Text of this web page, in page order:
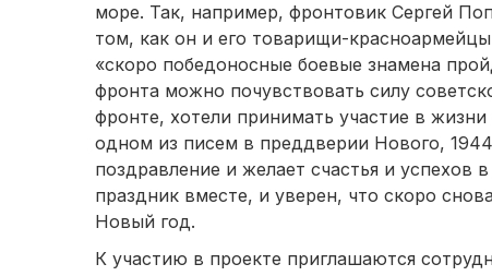
море. Так, например, фронтовик Сергей
том, как он и его товарищи-
«скоро победоносные боевые знамена
фронта можно почувствовать силу
фронте, хотели принимать участие в
одном из писем в преддверии Нового,
поздравление и желает счастья и успехов
праздник вместе, и уверен, что скоро
Новый год.
К участию в проекте приглашаются